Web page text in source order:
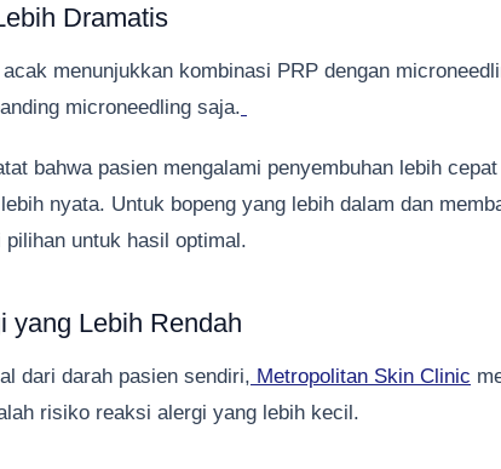
Dramatis
menunjukkan kombinasi PRP dengan
microneedling saja.
bahwa pasien mengalami penyembuhan lebih
nyata. Untuk bopeng yang lebih dalam dan
untuk hasil optimal.
yang Lebih Rendah
dari darah pasien sendiri, Metropolitan Skin Clinic
risiko reaksi alergi yang lebih kecil.